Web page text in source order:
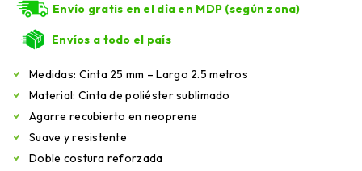
Envío gratis en el día en MDP (según zona)
Envíos a todo el país
Medidas: Cinta 25 mm – Largo 2.5 metros
Material: Cinta de poliéster sublimado
Agarre recubierto en neoprene
Suave y resistente
Doble costura reforzada